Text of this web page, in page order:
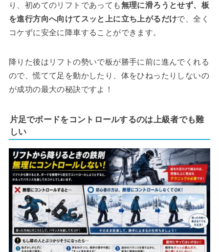
り、初めてのリフトであっても無理に滑ろうとせず、板
を進行方向へ向けてスッと上に立ち上がるだけで、全く
コケずに安全に降車することができます。
降りた後はリフトの勢いで板が勝手に前に進んでくれる
ので、慌てて足を動かしたり、体をひねったりしないの
が成功の最大の秘訣ですよ！
片足でボードをコントロールするのは上級者でも難
しい